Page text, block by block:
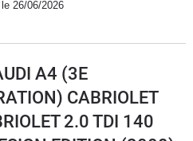
le 26/06/2026
A4 (3E
CABRIOLET
2.0 TDI 140